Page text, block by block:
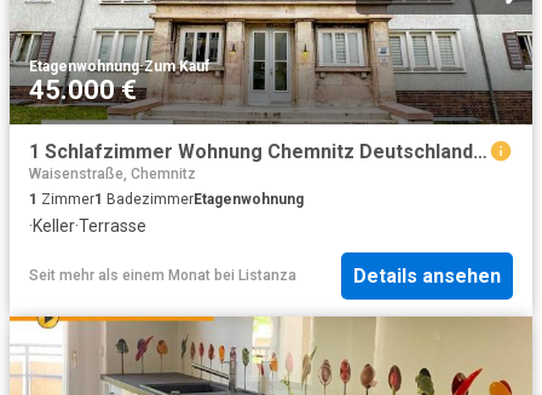
Etagenwohnung·Zum Kauf
45.000 €
1 Schlafzimmer Wohnung Chemnitz Deutschland 85114028
Waisenstraße, Chemnitz
1 Zimmer1 BadezimmerEtagenwohnung
·Keller·Terrasse
Seit mehr als einem Monat bei Listanza Details ansehen